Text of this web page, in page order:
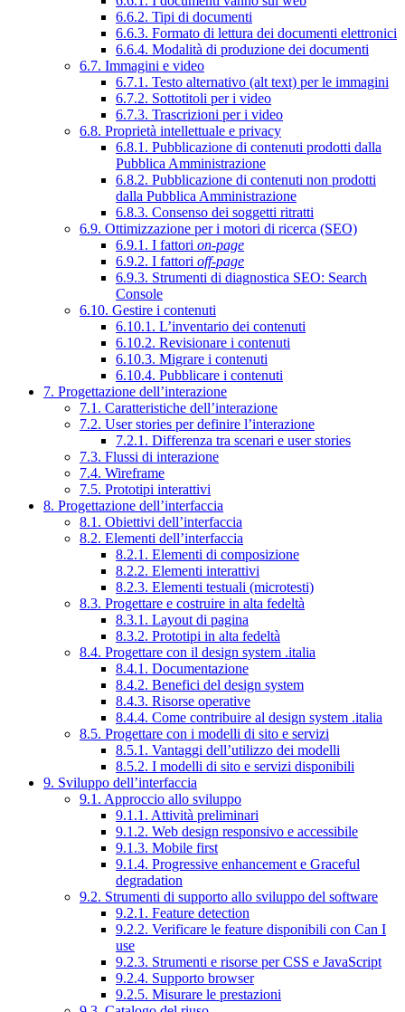
6.6.2. Tipi di documenti
6.6.3. Formato di lettura dei documenti elettronici
6.6.4. Modalità di produzione dei documenti
6.7. Immagini e video
6.7.1. Testo alternativo (alt text) per le immagini
6.7.2. Sottotitoli per i video
6.7.3. Trascrizioni per i video
6.8. Proprietà intellettuale e privacy
6.8.1. Pubblicazione di contenuti prodotti dalla
Pubblica Amministrazione
6.8.2. Pubblicazione di contenuti non prodotti
dalla Pubblica Amministrazione
6.8.3. Consenso dei soggetti ritratti
6.9. Ottimizzazione per i motori di ricerca (SEO)
6.9.1. I fattori on-page
6.9.2. I fattori off-page
6.9.3. Strumenti di diagnostica SEO: Search
Console
6.10. Gestire i contenuti
6.10.1. L’inventario dei contenuti
6.10.2. Revisionare i contenuti
6.10.3. Migrare i contenuti
6.10.4. Pubblicare i contenuti
7. Progettazione dell’interazione
7.1. Caratteristiche dell’interazione
7.2. User stories per definire l’interazione
7.2.1. Differenza tra scenari e user stories
7.3. Flussi di interazione
7.4. Wireframe
7.5. Prototipi interattivi
8. Progettazione dell’interfaccia
8.1. Obiettivi dell’interfaccia
8.2. Elementi dell’interfaccia
8.2.1. Elementi di composizione
8.2.2. Elementi interattivi
8.2.3. Elementi testuali (microtesti)
8.3. Progettare e costruire in alta fedeltà
8.3.1. Layout di pagina
8.3.2. Prototipi in alta fedeltà
8.4. Progettare con il design system .italia
8.4.1. Documentazione
8.4.2. Benefici del design system
8.4.3. Risorse operative
8.4.4. Come contribuire al design system .italia
8.5. Progettare con i modelli di sito e servizi
8.5.1. Vantaggi dell’utilizzo dei modelli
8.5.2. I modelli di sito e servizi disponibili
9. Sviluppo dell’interfaccia
9.1. Approccio allo sviluppo
9.1.1. Attività preliminari
9.1.2. Web design responsivo e accessibile
9.1.3. Mobile first
9.1.4. Progressive enhancement e Graceful
degradation
9.2. Strumenti di supporto allo sviluppo del software
9.2.1. Feature detection
9.2.2. Verificare le feature disponibili con Can I
use
9.2.3. Strumenti e risorse per CSS e JavaScript
9.2.4. Supporto browser
9.2.5. Misurare le prestazioni